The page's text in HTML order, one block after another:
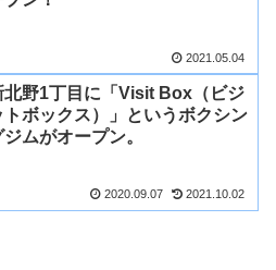
2021.05.04
北野1丁目に「Visit Box（ビジ
トボックス）」というボクシン
ジムがオープン。
2020.09.07 2021.10.02